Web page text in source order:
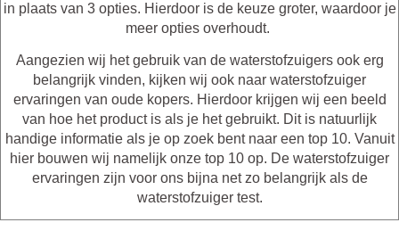
in plaats van 3 opties. Hierdoor is de keuze groter, waardoor je
meer opties overhoudt.
Aangezien wij het gebruik van de waterstofzuigers ook erg
belangrijk vinden, kijken wij ook naar waterstofzuiger
ervaringen van oude kopers. Hierdoor krijgen wij een beeld
van hoe het product is als je het gebruikt. Dit is natuurlijk
handige informatie als je op zoek bent naar een top 10. Vanuit
hier bouwen wij namelijk onze top 10 op. De waterstofzuiger
ervaringen zijn voor ons bijna net zo belangrijk als de
waterstofzuiger test.